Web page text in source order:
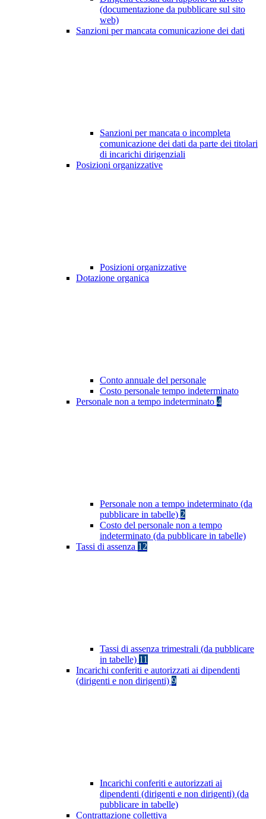
(documentazione da pubblicare sul sito
web)
Sanzioni per mancata comunicazione dei dati
Sanzioni per mancata o incompleta
comunicazione dei dati da parte dei titolari
di incarichi dirigenziali
Posizioni organizzative
Posizioni organizzative
Dotazione organica
Conto annuale del personale
Costo personale tempo indeterminato
Personale non a tempo indeterminato 4
Personale non a tempo indeterminato (da
pubblicare in tabelle) 2
Costo del personale non a tempo
indeterminato (da pubblicare in tabelle)
Tassi di assenza 12
Tassi di assenza trimestrali (da pubblicare
in tabelle) 11
Incarichi conferiti e autorizzati ai dipendenti
(dirigenti e non dirigenti) 9
Incarichi conferiti e autorizzati ai
dipendenti (dirigenti e non dirigenti) (da
pubblicare in tabelle)
Contrattazione collettiva